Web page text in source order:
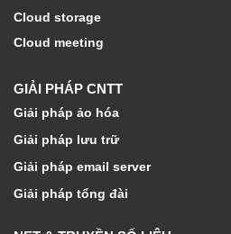
Cloud storage
Cloud meeting
GIẢI PHÁP CNTT
Giải pháp ảo hóa
Giải pháp lưu trữ
Giải pháp email server
Giải pháp tổng đài